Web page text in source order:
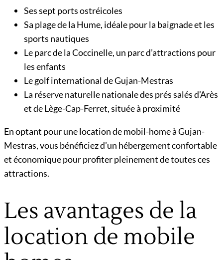
Ses sept ports ostréicoles
Sa plage de la Hume, idéale pour la baignade et les
sports nautiques
Le parc de la Coccinelle, un parc d’attractions pour
les enfants
Le golf international de Gujan-Mestras
La réserve naturelle nationale des prés salés d’Arès
et de Lège-Cap-Ferret, située à proximité
En optant pour une location de mobil-home à Gujan-
Mestras, vous bénéficiez d’un hébergement confortable
et économique pour profiter pleinement de toutes ces
attractions.
Les avantages de la
location de mobile